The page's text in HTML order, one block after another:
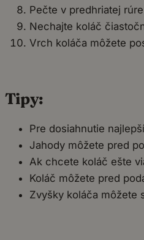
Pečte v predhriatej
Nechajte koláč
Vrch koláča môžete
Tipy:
Pre dosiahnutie
Jahody môžete pred
Ak chcete koláč ešte
Koláč môžete pred
Zvyšky koláča môžete